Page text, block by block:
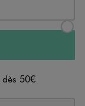
dès 50€